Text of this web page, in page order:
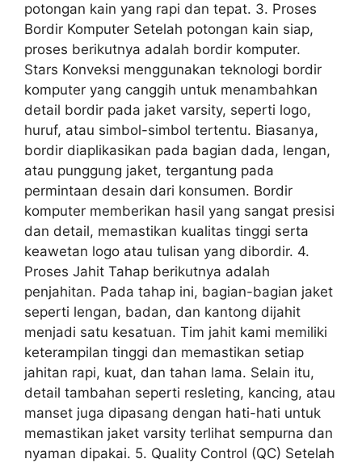
potongan kain yang rapi dan tepat. 3. Proses
Bordir Komputer Setelah potongan kain siap,
proses berikutnya adalah bordir komputer.
Stars Konveksi menggunakan teknologi bordir
komputer yang canggih untuk menambahkan
detail bordir pada jaket varsity, seperti logo,
huruf, atau simbol-simbol tertentu. Biasanya,
bordir diaplikasikan pada bagian dada, lengan,
atau punggung jaket, tergantung pada
permintaan desain dari konsumen. Bordir
komputer memberikan hasil yang sangat presisi
dan detail, memastikan kualitas tinggi serta
keawetan logo atau tulisan yang dibordir. 4.
Proses Jahit Tahap berikutnya adalah
penjahitan. Pada tahap ini, bagian-bagian jaket
seperti lengan, badan, dan kantong dijahit
menjadi satu kesatuan. Tim jahit kami memiliki
keterampilan tinggi dan memastikan setiap
jahitan rapi, kuat, dan tahan lama. Selain itu,
detail tambahan seperti resleting, kancing, atau
manset juga dipasang dengan hati-hati untuk
memastikan jaket varsity terlihat sempurna dan
nyaman dipakai. 5. Quality Control (QC) Setelah